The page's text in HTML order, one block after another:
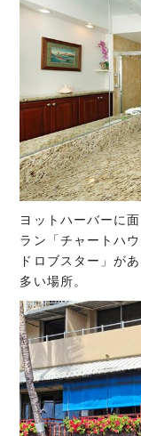
ヨットハーバーに
ラン「チャートハ
ドロブスター」が
多い場所。